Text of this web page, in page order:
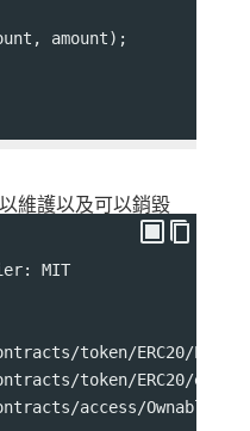
amount);
維護以及可以銷毀
MIT
token/ERC20/
token/ERC20/
access/